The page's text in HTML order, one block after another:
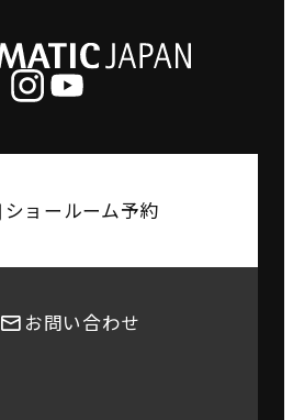
ショールーム予約
お問い合わせ